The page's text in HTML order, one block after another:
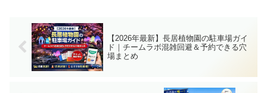
【2026年最新】長居植物園の駐車場ガイ
ド｜チームラボ混雑回避＆予約できる穴
場まとめ